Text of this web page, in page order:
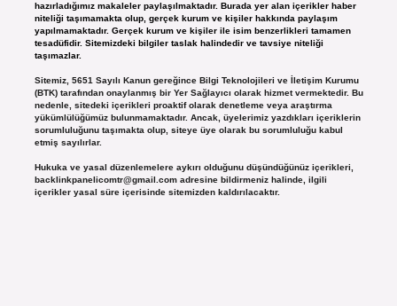
hazırladığımız makaleler paylaşılmaktadır. Burada yer alan içerikler haber
niteliği taşımamakta olup, gerçek kurum ve kişiler hakkında paylaşım
yapılmamaktadır. Gerçek kurum ve kişiler ile isim benzerlikleri tamamen
tesadüfidir. Sitemizdeki bilgiler taslak halindedir ve tavsiye niteliği
taşımazlar.
Sitemiz, 5651 Sayılı Kanun gereğince Bilgi Teknolojileri ve İletişim Kurumu
(BTK) tarafından onaylanmış bir Yer Sağlayıcı olarak hizmet vermektedir. Bu
nedenle, sitedeki içerikleri proaktif olarak denetleme veya araştırma
yükümlülüğümüz bulunmamaktadır. Ancak, üyelerimiz yazdıkları içeriklerin
sorumluluğunu taşımakta olup, siteye üye olarak bu sorumluluğu kabul
etmiş sayılırlar.
Hukuka ve yasal düzenlemelere aykırı olduğunu düşündüğünüz içerikleri,
backlinkpanelicomtr@gmail.comadresine bildirmeniz halinde, ilgili
içerikler yasal süre içerisinde sitemizden kaldırılacaktır.